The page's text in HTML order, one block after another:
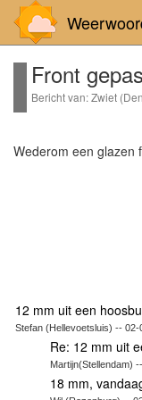
Front
Bericht van: Zwiet
Wederom een glazen
12 mm uit een
Stefan (Hellevoetsluis) -- 02-
Re: 12 mm uit
Martijn(Stellendam)
18 mm,